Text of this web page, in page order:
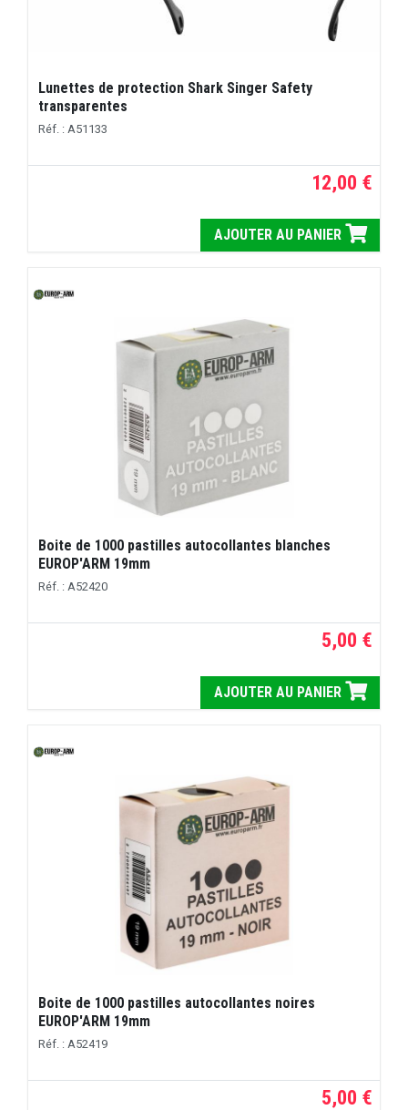
Lunettes de protection Shark Singer Safety
transparentes
Réf. : A51133
12,00 €
AJOUTER AU PANIER
Boite de 1000 pastilles autocollantes blanches
EUROP'ARM 19mm
Réf. : A52420
5,00 €
AJOUTER AU PANIER
Boite de 1000 pastilles autocollantes noires
EUROP'ARM 19mm
Réf. : A52419
5,00 €